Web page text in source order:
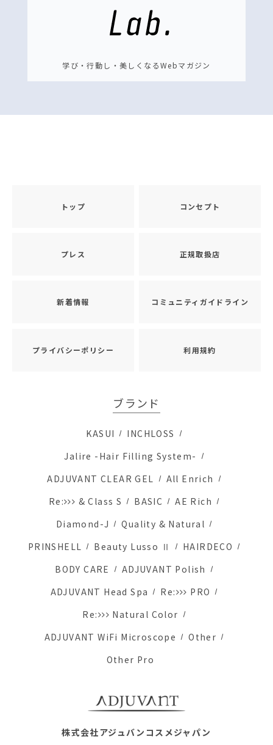
学び・行動し・美しくなるWebマガジン
株式会社アジュバンコスメジャパン
トップ コンセプト
プレス 正規取扱店
新着情報 コミュニティガイドライン
プライバシーポリシー 利用規約
ブランド
KASUI
INCHLOSS
Jalire -Hair Filling System-
ADJUVANT CLEAR GEL
All Enrich
Re:
& Class S BASIC
AE Rich
Diamond-J
Quality & Natural
PRINSHELL
Beauty Lusso Ⅱ
HAIRDECO
BODY CARE
ADJUVANT Polish
ADJUVANT Head Spa
Re:
PRO
Re:
Natural Color
ADJUVANT WiFi Microscope
Other
Other Pro